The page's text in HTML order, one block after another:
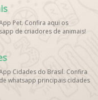
Pet. Confira aqui os
de criadores de animais!
Cidades do Brasil. Confira
whatsapp principais cidades